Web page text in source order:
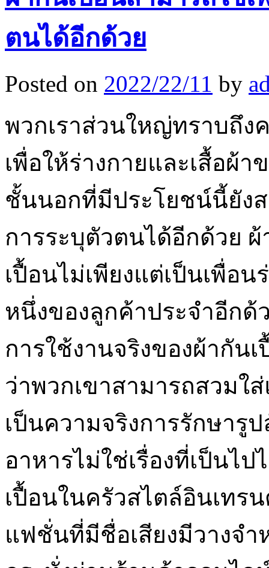
ตนได้อีกด้วย
Posted on 2022/22/11 by
พวกเราส่วนใหญ่ทราบถึ
เพื่อให้ร่างกายและเสื้อผ้า
ชั้นนอกที่มีประโยชน์นี้ยัง
การระบุตัวตนได้อีกด้วย
เปื้อนไม่เพียงแต่เป็นเพื่อ
หนึ่งของลูกค้าประจำอีกด้
การใช้งานจริงของผ้ากัน
ว่าพวกเขาสามารถสวม
เป็นความจริงการรักษา
อาหารไม่ใช่เรื่องที่เป็นไ
เปื้อนในครัวสไตล์อินเท
แฟชั่นที่มีชื่อเสียงมีวางจ